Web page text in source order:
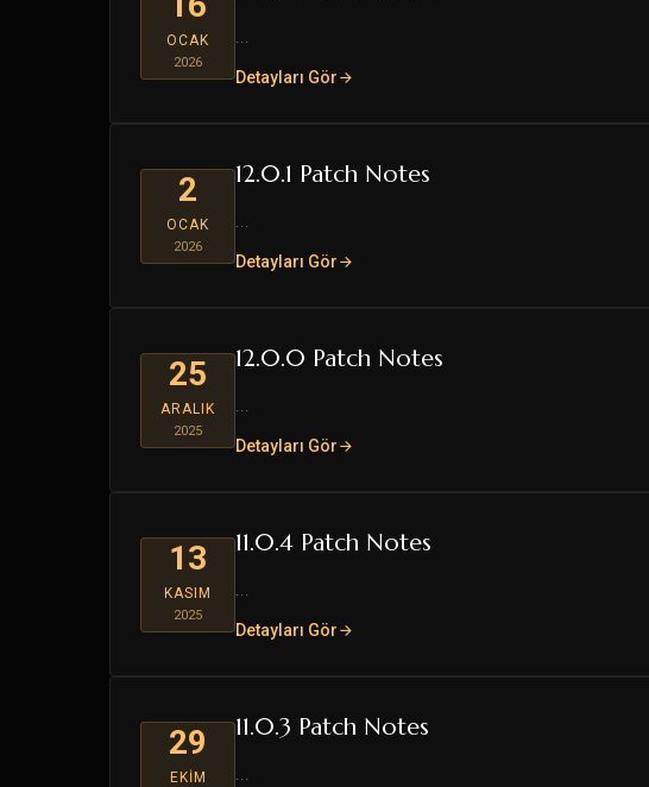
OCAK
2026
...
Detayları Gör
2
OCAK
2026
12.0.1 Patch Notes
...
Detayları Gör
25
ARALIK
2025
12.0.0 Patch Notes
...
Detayları Gör
13
KASIM
2025
11.0.4 Patch Notes
...
Detayları Gör
29
EKIM
11.0.3 Patch Notes
...